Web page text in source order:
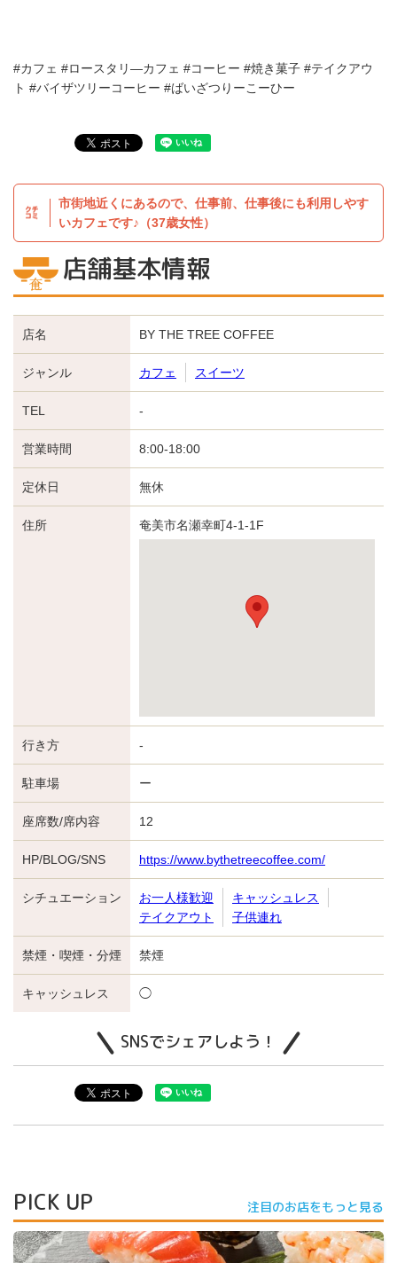
#カフェ #ロースタリ―カフェ #コーヒー #焼き菓子 #テイクアウ
ト #バイザツリーコーヒー #ばいざつりーこーひー
市街地近くにあるので、仕事前、仕事後にも利用しやす
いカフェです♪（37歳女性）
店舗基本情報
店名 BY THE TREE COFFEE
ジャンル カフェ スイーツ
TEL -
営業時間 8:00-18:00
定休日 無休
住所 奄美市名瀬幸町4-1‐1F
行き方 -
駐車場 ー
座席数/席内容 12
HP/BLOG/SNS https://www.bythetreecoffee.com/
シチュエーション お一人様歓迎
キャッシュレス
テイクアウト
子供連れ
禁煙・喫煙・分煙 禁煙
キャッシュレス ◯
SNSでシェアしよう！
PICK UP 注目のお店をもっと見る